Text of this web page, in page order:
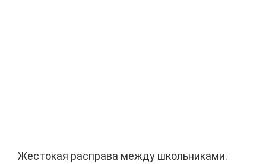
Жестокая расправа между школьниками.